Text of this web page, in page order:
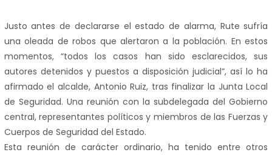
Justo antes de declararse el estado de alarma, Rute sufría
una oleada de robos que alertaron a la población. En estos
momentos, “todos los casos han sido esclarecidos, sus
autores detenidos y puestos a disposición judicial”, así lo ha
afirmado el alcalde, Antonio Ruiz, tras finalizar la Junta Local
de Seguridad. Una reunión con la subdelegada del Gobierno
central, representantes políticos y miembros de las Fuerzas y
Cuerpos de Seguridad del Estado.
Esta reunión de carácter ordinario, ha tenido entre otros